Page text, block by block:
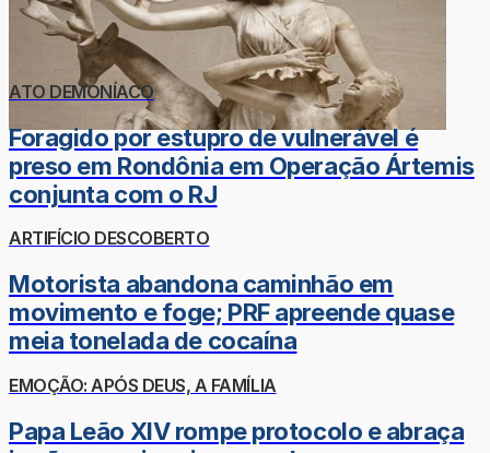
ATO DEMONÍACO
Foragido por estupro de vulnerável é
preso em Rondônia em Operação Ártemis
conjunta com o RJ
ARTIFÍCIO DESCOBERTO
Motorista abandona caminhão em
movimento e foge; PRF apreende quase
meia tonelada de cocaína
EMOÇÃO: APÓS DEUS, A FAMÍLIA
Papa Leão XIV rompe protocolo e abraça